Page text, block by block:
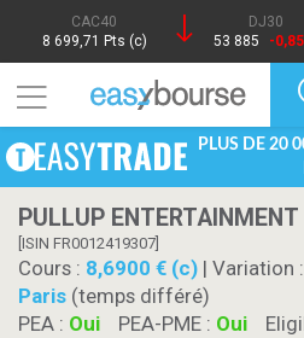
CAC40
8 699,71 Pts (c)
DJ30
53 885
-
PLUS DE 20
PULLUP ENTERTAINMENT
[ISIN FR0012419307]
Cours : 8,6900 € (c) | Variation :
Paris (temps différé)
PEA : Oui PEA-PME : Oui